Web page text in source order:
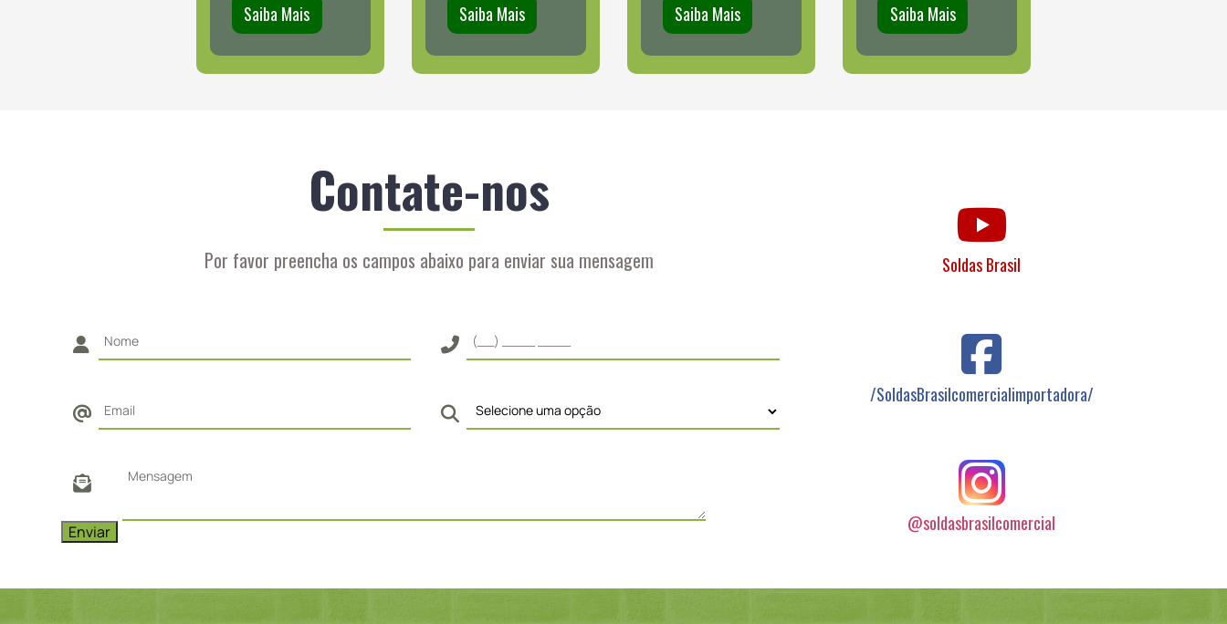
Saiba Mais Saiba Mais Saiba Mais Saiba Mais
Contate-nos
Por favor preencha os campos abaixo para enviar sua mensagem Soldas Brasil
/SoldasBrasilcomercialimportadora/
@soldasbrasilcomercial